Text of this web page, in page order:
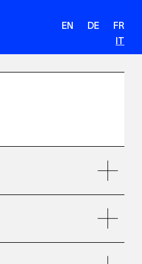
EN DE
FR
IT